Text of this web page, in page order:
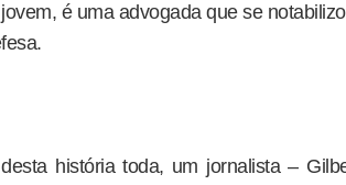
é uma advogada que se
história toda, um jornalista –